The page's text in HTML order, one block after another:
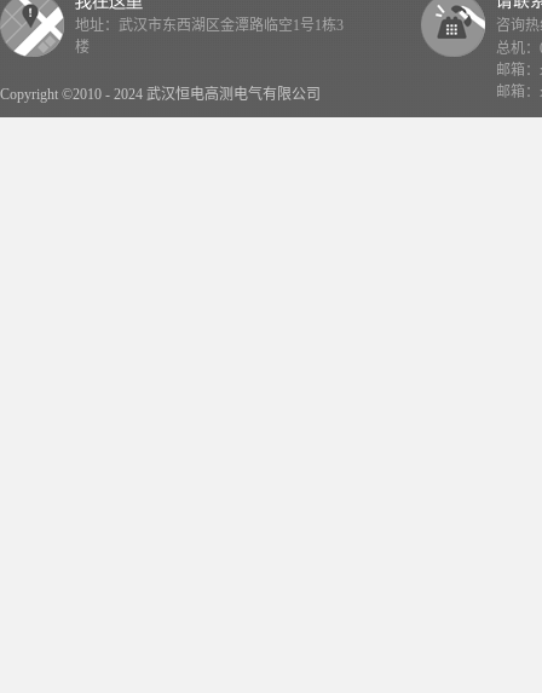
Copyright ©2010 - 2024 武汉恒电高测电气有限公司
地址：武汉市东西湖区金潭路临空1号1栋3
楼
咨询热
总机：
邮箱：
邮箱